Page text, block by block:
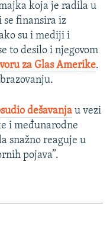
koja je radila u
finansira iz
su i mediji i
to desilo i njegovom
za Glas Amerike.
dešavanja u vezi
i međunarodne
snažno reaguje u
pojava”.